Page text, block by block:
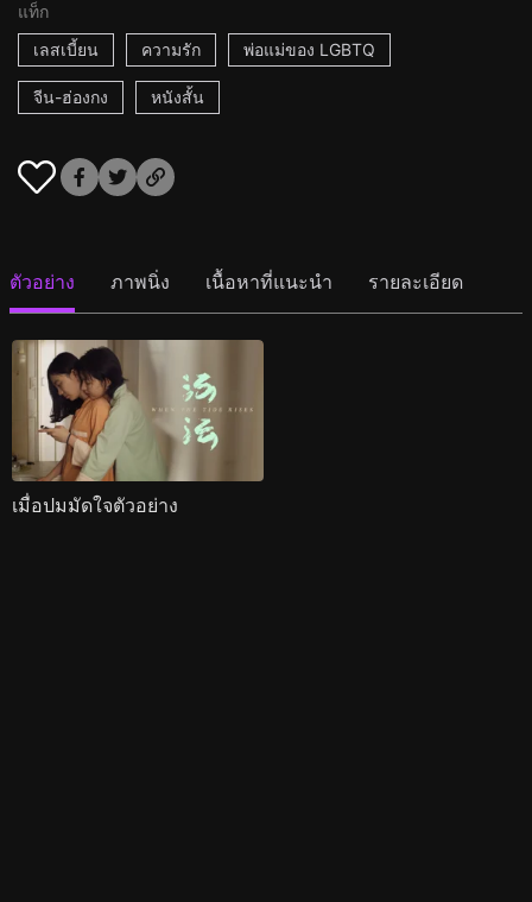
แท็ก
เลสเบี้ยน
ความรัก พ่อแม่ของ LGBTQ
จีน-ฮ่องกง หนังสั้น
ตัวอย่าง ภาพนิ่ง เนื้อหาที่แนะนำ รายละเอียด
เมื่อปมมัดใจตัวอย่าง